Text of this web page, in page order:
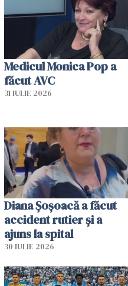
Medicul Monica Pop a
făcut AVC
31 IULIE 2026
Diana Șoșoacă a făcut
accident rutier și a
ajuns la spital
30 IULIE 2026